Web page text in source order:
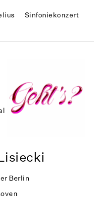
Sinfoniekonzert
Berlin